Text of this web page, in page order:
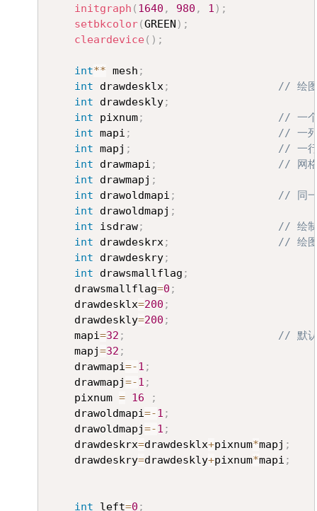
initgraph ( 1640 , 980 , 1 ) ;
setbkcolor(GREEN ) ;
cleardevice( ) ;
int** mesh ;
int drawdesklx;
// 绘图
int drawdeskly;
int pixnum;
// 一个
int mapi ;
// 一列
int mapj ;
// 一行
int drawmapi ;
// 网格
int drawmapj ;
int drawoldmapi ;
// 同一
int drawoldmapj ;
int isdraw;
// 绘制
int drawdeskrx;
// 绘图
int drawdeskry;
int drawsmallflag ;
	drawsmallflag
=0 ;
	drawdesklx
=200 ;
	drawdeskly
=200 ;
	mapi
=32 ;
	mapj
=32 ;
	drawmapi
=-1 ;
	drawmapj
=-1 ;
	pixnum
= 16
;
	drawoldmapi
=-1 ;
	drawoldmapj
=-1 ;
	drawdeskrx
=drawdesklx+pixnum*mapj ;
	drawdeskry
=drawdeskly+pixnum*mapi ;
int left=0 ;